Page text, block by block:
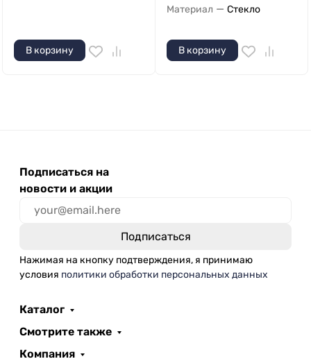
В корзину
Материал — Стекло
В корзину
Подписаться на
новости и акции
Нажимая на кнопку подтверждения, я принимаю
условия политики обработки персональных данных
Каталог
Смотрите также
Компания